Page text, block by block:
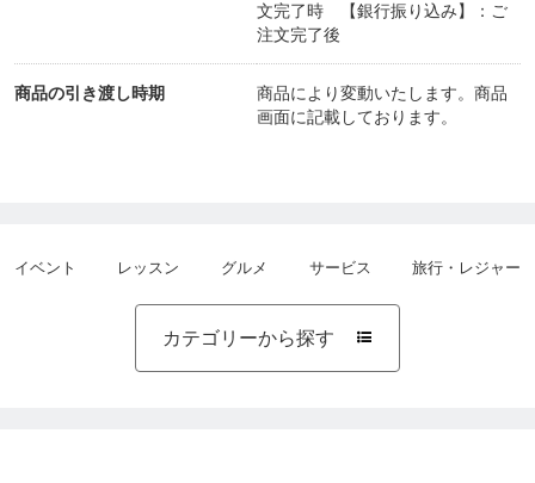
途中で色を変えてもOK。やり直してもOK。途中で
描いている中で出てきた気持ちや、ふと浮かんだこ
そんな視点で進めるのが、私のパステルアート教室
文完了時 【銀行振り込み】：ご
注文完了後
商品の引き渡し時期
商品により変動いたします。商品
画面に記載しております。
イベント レッスン グルメ サービス 旅行・レジャー
カテゴリーから探す 